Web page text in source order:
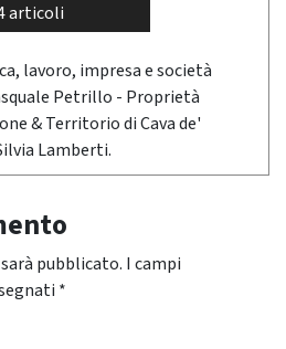
articoli
lavoro, impresa e società
Petrillo - Proprietà
& Territorio di Cava de'
Lamberti.
pubblicato. I campi
*